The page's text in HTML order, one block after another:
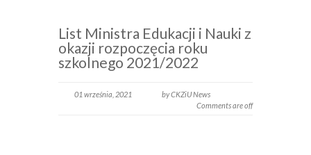
List Ministra Edukacji i Nauki z
okazji rozpoczęcia roku
szkolnego 2021/2022
01 września, 2021
by CKZiU News
Comments are off